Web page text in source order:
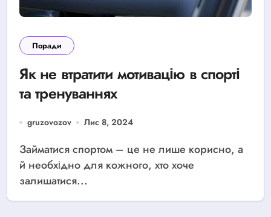
Поради
Як не втратити мотивацію в спорті
та тренуваннях
gruzovozov Лис 8, 2024
Займатися спортом – це не лише корисно, а
й необхідно для кожного, хто хоче
залишатися...